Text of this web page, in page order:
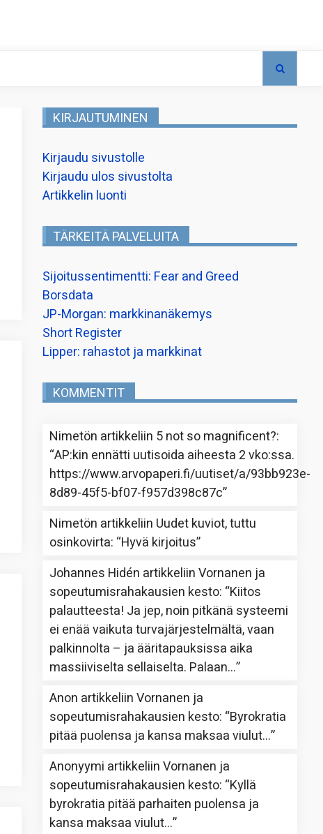
KIRJAUTUMINEN
Kirjaudu sivustolle
Kirjaudu ulos sivustolta
Artikkelin luonti
TÄRKEITÄ PALVELUITA
Sijoitussentimentti: Fear and Greed
Borsdata
JP-Morgan: markkinanäkemys
Short Register
Lipper: rahastot ja markkinat
KOMMENTIT
Nimetön artikkeliin 5 not so magnificent?:
“AP:kin ennätti uutisoida aiheesta 2 vko:ssa.
https://www.arvopaperi.fi/uutiset/a/93bb923e-
8d89-45f5-bf07-f957d398c87c”
Nimetön artikkeliin Uudet kuviot, tuttu
osinkovirta: “Hyvä kirjoitus”
Johannes Hidén artikkeliinVornanen ja
sopeutumisrahakausien kesto: “Kiitos
palautteesta! Ja jep, noin pitkänä systeemi
ei enää vaikuta turvajärjestelmältä, vaan
palkinnolta – ja ääritapauksissa aika
massiiviselta sellaiselta. Palaan…”
Anon artikkeliinVornanen ja
sopeutumisrahakausien kesto: “Byrokratia
pitää puolensa ja kansa maksaa viulut…”
Anonyymi artikkeliinVornanen ja
sopeutumisrahakausien kesto: “Kyllä
byrokratia pitää parhaiten puolensa ja
kansa maksaa viulut…”